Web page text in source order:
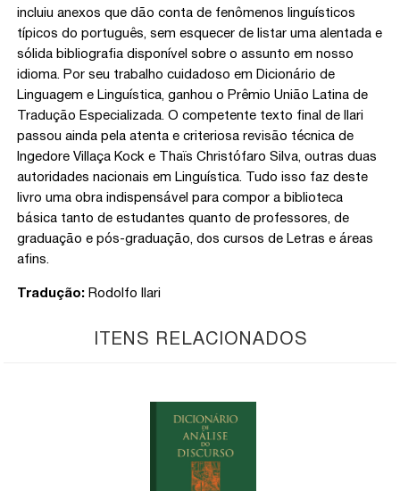
incluiu anexos que dão conta de fenômenos linguísticos
típicos do português, sem esquecer de listar uma alentada e
sólida bibliografia disponível sobre o assunto em nosso
idioma. Por seu trabalho cuidadoso em Dicionário de
Linguagem e Linguística, ganhou o Prêmio União Latina de
Tradução Especializada. O competente texto final de Ilari
passou ainda pela atenta e criteriosa revisão técnica de
Ingedore Villaça Kock e Thaïs Christófaro Silva, outras duas
autoridades nacionais em Linguística. Tudo isso faz deste
livro uma obra indispensável para compor a biblioteca
básica tanto de estudantes quanto de professores, de
graduação e pós-graduação, dos cursos de Letras e áreas
afins.
Tradução: Rodolfo Ilari
ITENS RELACIONADOS